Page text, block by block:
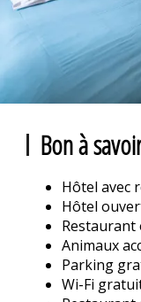
Bon à
Hôtel avec
Hôtel
Restaurant
Animaux
Parking
Wi-Fi